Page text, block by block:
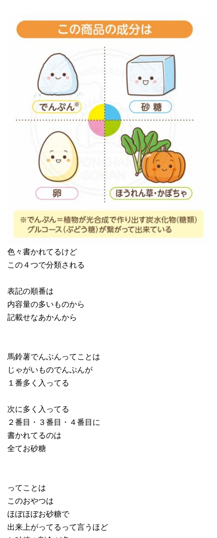
色々書かれてるけど
この４つで分類される
表記の順番は
内容量の多いものから
記載せなあかんから
馬鈴薯でんぶんってことは
じゃがいものでんぷんが
１番多く入ってる
次に多く入ってる
２番目・３番目・４番目に
書かれてるのは
全てお砂糖
ってことは
このおやつは
ほぼほぼお砂糖で
出来上がってるって言うほど